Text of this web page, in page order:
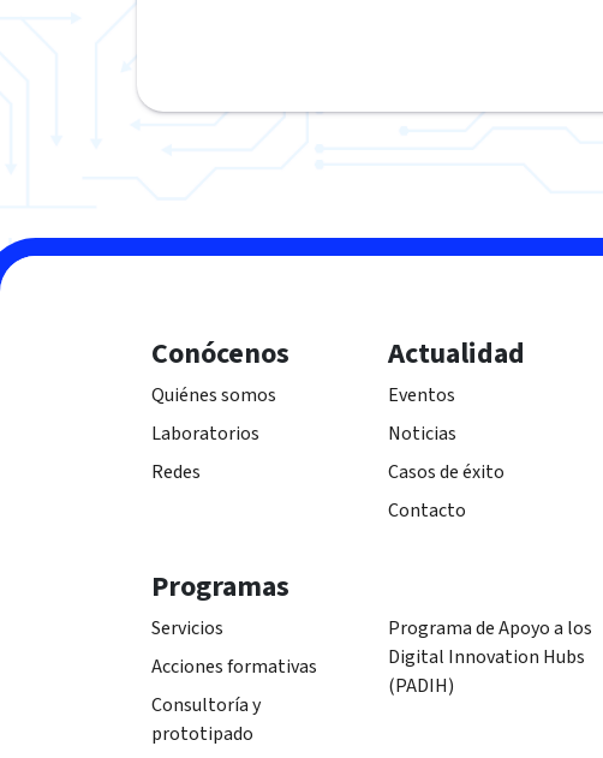
Conócenos
Quiénes somos
Laboratorios
Redes
Actualidad
Eventos
Noticias
Casos de éxito
Contacto
Programas
Servicios
Acciones formativas
Consultoría y
prototipado
Programa de Apoyo a los
Digital Innovation Hubs
(PADIH)